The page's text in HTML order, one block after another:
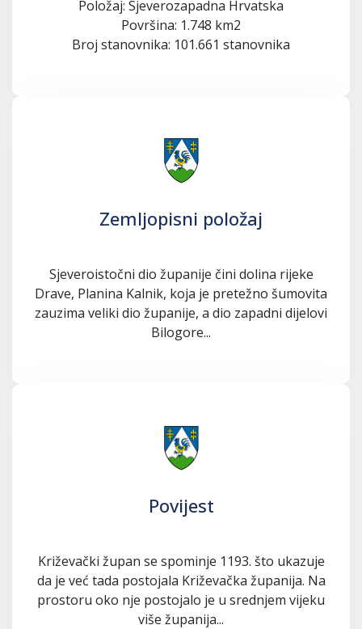
Položaj: Sjeverozapadna Hrvatska
Površina: 1.748 km2
Broj stanovnika: 101.661 stanovnika
Zemljopisni položaj
Sjeveroistočni dio županije čini dolina rijeke
Drave, Planina Kalnik, koja je pretežno šumovita
zauzima veliki dio županije, a dio zapadni dijelovi
Bilogore...
Povijest
Križevački župan se spominje 1193. što ukazuje
da je već tada postojala Križevačka županija. Na
prostoru oko nje postojalo je u srednjem vijeku
više županija...